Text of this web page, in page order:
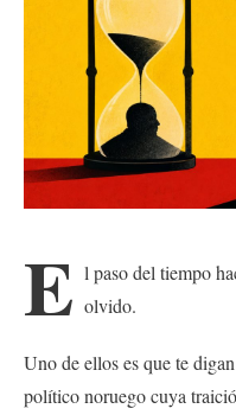
E l paso del tiempo
olvido.
Uno de ellos es que te
político noruego cuya